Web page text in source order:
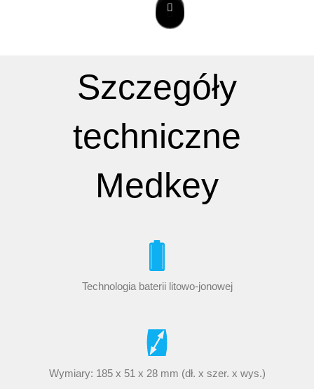
Szczegóły
techniczne
Medkey
Technologia baterii litowo-jonowej
Wymiary: 185 x 51 x 28 mm (dł. x szer. x wys.)